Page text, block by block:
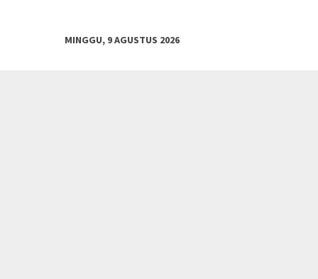
MINGGU, 9 AGUSTUS 2026